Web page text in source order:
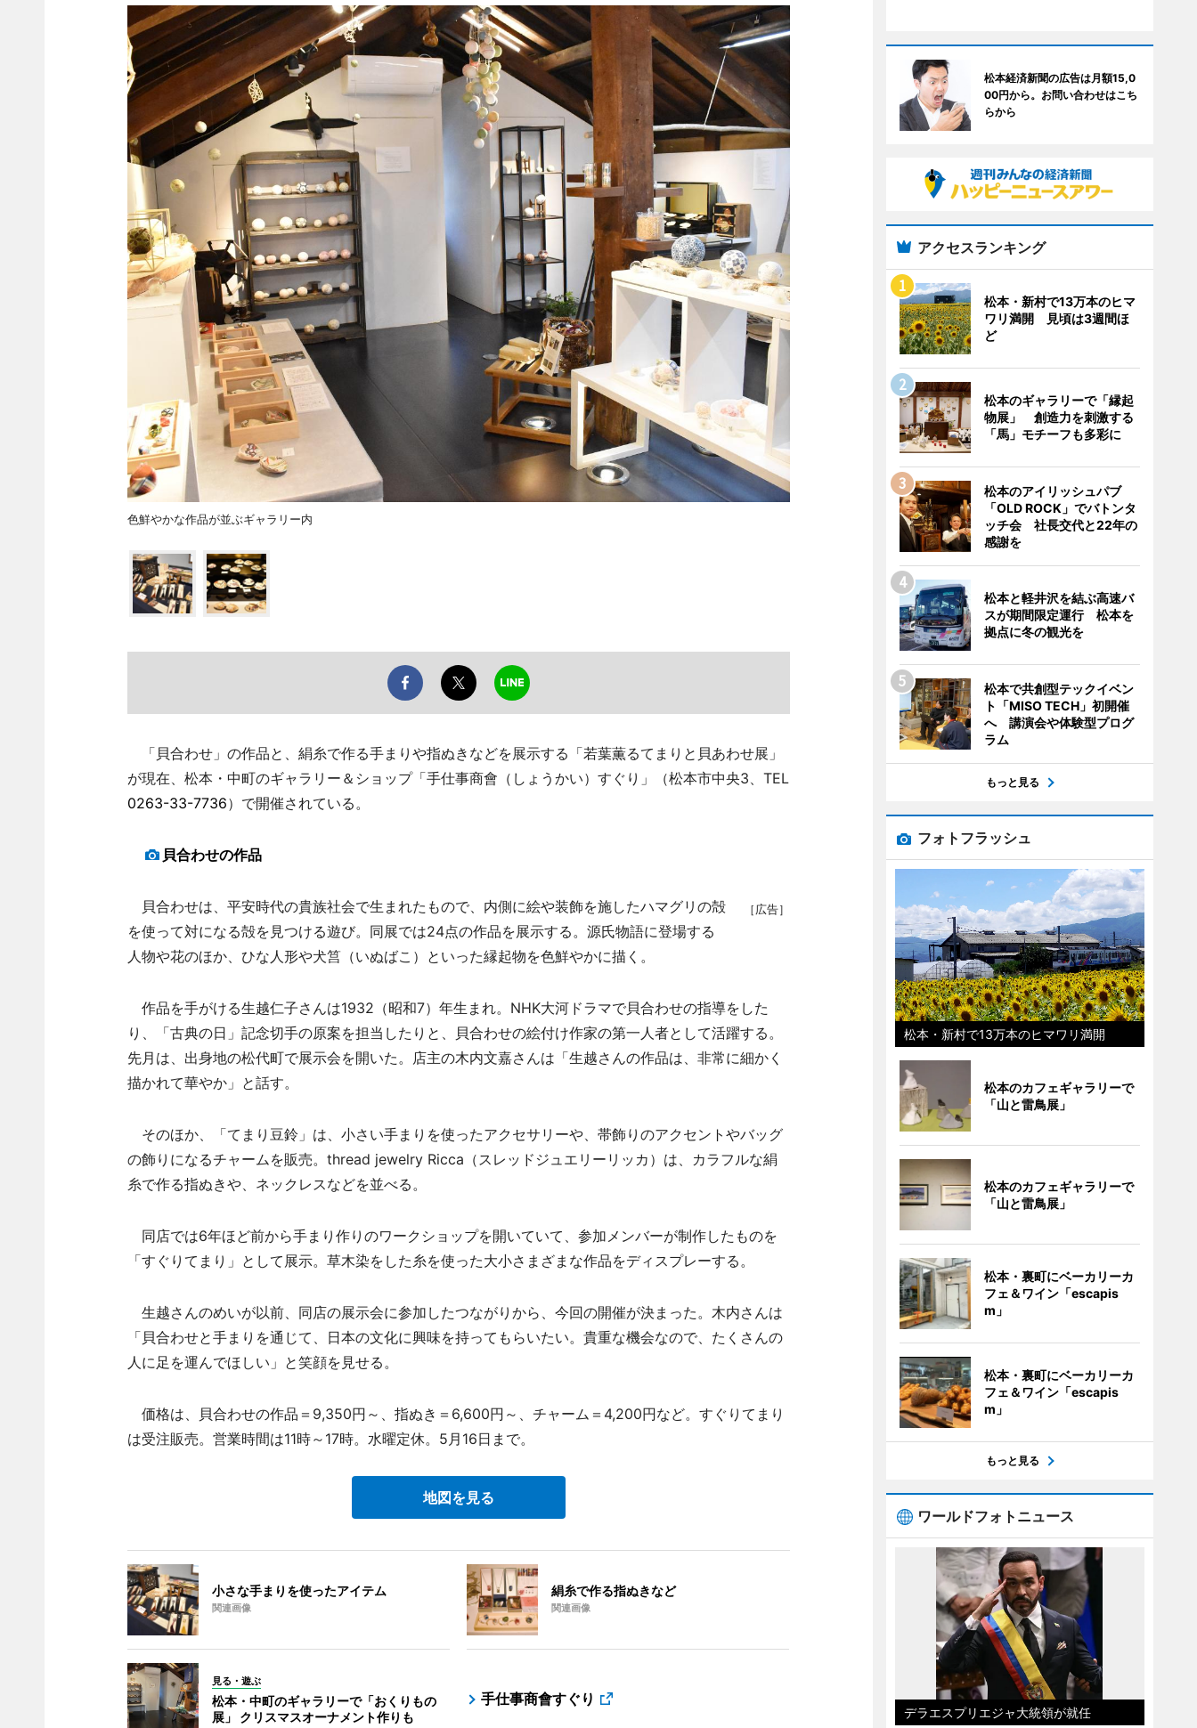
色鮮やかな作品が並ぶギャラリー内
「貝合わせ」の作品と、絹糸で作る手まりや指ぬきなどを展示する「若葉薫るてまりと貝あわせ展」
が現在、松本・中町のギャラリー＆ショップ「手仕事商會（しょうかい）すぐり」（松本市中央3、TEL
0263-33-7736）で開催されている。
貝合わせの作品
［広告］
貝合わせは、平安時代の貴族社会で生まれたもので、内側に絵や装飾を施したハマグリの殻
を使って対になる殻を見つける遊び。同展では24点の作品を展示する。源氏物語に登場する
人物や花のほか、ひな人形や犬筥（いぬばこ）といった縁起物を色鮮やかに描く。
作品を手がける生越仁子さんは1932（昭和7）年生まれ。NHK大河ドラマで貝合わせの指導をした
り、「古典の日」記念切手の原案を担当したりと、貝合わせの絵付け作家の第一人者として活躍する。
先月は、出身地の松代町で展示会を開いた。店主の木内文嘉さんは「生越さんの作品は、非常に細かく
描かれて華やか」と話す。
そのほか、「てまり豆鈴」は、小さい手まりを使ったアクセサリーや、帯飾りのアクセントやバッグ
の飾りになるチャームを販売。thread jewelry Ricca（スレッドジュエリーリッカ）は、カラフルな絹
糸で作る指ぬきや、ネックレスなどを並べる。
同店では6年ほど前から手まり作りのワークショップを開いていて、参加メンバーが制作したものを
「すぐりてまり」として展示。草木染をした糸を使った大小さまざまな作品をディスプレーする。
生越さんのめいが以前、同店の展示会に参加したつながりから、今回の開催が決まった。木内さんは
「貝合わせと手まりを通じて、日本の文化に興味を持ってもらいたい。貴重な機会なので、たくさんの
人に足を運んでほしい」と笑顔を見せる。
価格は、貝合わせの作品＝9,350円～、指ぬき＝6,600円～、チャーム＝4,200円など。すぐりてまり
は受注販売。営業時間は11時～17時。水曜定休。5月16日まで。
地図を見る
小さな手まりを使ったアイテム
関連画像
絹糸で作る指ぬきなど
関連画像
見る・遊ぶ
松本・中町のギャラリーで「おくりもの
展」 クリスマスオーナメント作りも
手仕事商會すぐり
松本経済新聞の広告は月額15,0
00円から。お問い合わせはこち
らから
アクセスランキング
松本・新村で13万本のヒマ
ワリ満開 見頃は3週間ほ
ど
松本のギャラリーで「縁起
物展」 創造力を刺激する
「馬」モチーフも多彩に
松本のアイリッシュパブ
「OLD ROCK」でバトンタ
ッチ会 社長交代と22年の
感謝を
松本と軽井沢を結ぶ高速バ
スが期間限定運行 松本を
拠点に冬の観光を
松本で共創型テックイベン
ト「MISO TECH」初開催
へ 講演会や体験型プログ
ラム
もっと見る
フォトフラッシュ
松本・新村で13万本のヒマワリ満開
松本のカフェギャラリーで
「山と雷鳥展」
松本のカフェギャラリーで
「山と雷鳥展」
松本・裏町にベーカリーカ
フェ＆ワイン「escapis
m」
松本・裏町にベーカリーカ
フェ＆ワイン「escapis
m」
もっと見る
ワールドフォトニュース
デラエスプリエジャ大統領が就任